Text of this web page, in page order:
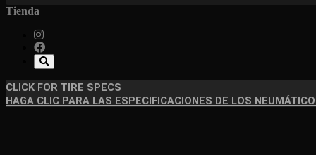
Tienda
CLICK FOR TIRE SPECS
HAGA CLIC PARA LAS ESPECIFICACIONES DE LOS